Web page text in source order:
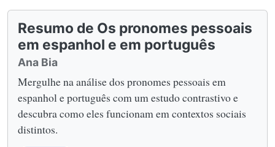
Resumo de Os pronomes pessoais
em espanhol e em português
Ana Bia
Mergulhe na análise dos pronomes pessoais em
espanhol e português com um estudo contrastivo e
descubra como eles funcionam em contextos sociais
distintos.